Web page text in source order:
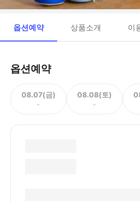
옵션예약 상품소개 이
옵션예약
08.07(금)
-
08.08(토)
-